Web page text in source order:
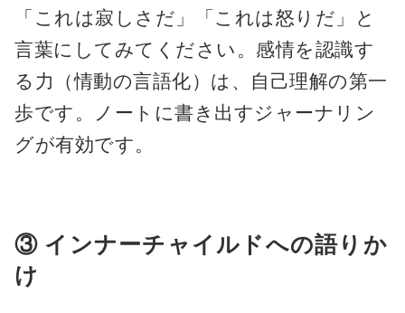
「これは寂しさだ」「これは怒りだ」と
言葉にしてみてください。感情を認識す
る力（情動の言語化）は、自己理解の第一
歩です。ノートに書き出すジャーナリン
グが有効です。
③ インナーチャイルドへの語りか
け